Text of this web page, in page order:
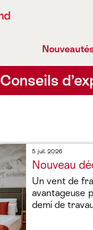
Conseils
5 juil. 2026
Nouveau
Un vent de
avantageuse
demi de